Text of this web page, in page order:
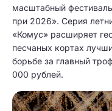
масштабный
при 2026». Серия
«Комус» расширяет
песчаных кортах
борьбе за главный
000 рублей.